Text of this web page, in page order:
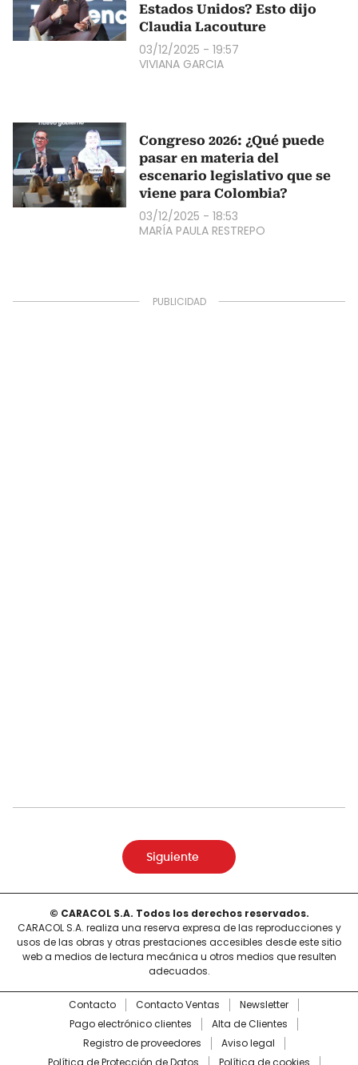
Estados Unidos? Esto dijo
Claudia Lacouture
03/12/2025 - 19:57
VIVIANA GARCIA
Congreso 2026: ¿Qué puede
pasar en materia del
escenario legislativo que se
viene para Colombia?
03/12/2025 - 18:53
MARÍA PAULA RESTREPO
Siguiente
© CARACOL S.A. Todos los derechos reservados.
CARACOL S.A. realiza una reserva expresa de las reproducciones y
usos de las obras y otras prestaciones accesibles desde este sitio
web a medios de lectura mecánica u otros medios que resulten
adecuados.
Contacto Contacto Ventas
Newsletter
Pago electrónico clientes
Alta de Clientes
Registro de proveedores
Aviso legal
Política de Protección de Datos
Política de cookies